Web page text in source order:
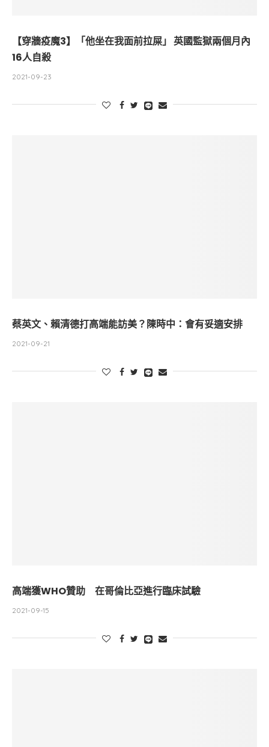
【穿牆疫魔3】「他坐在我面前拉屎」 英國監獄兩個月內
16人自殺
2021-09-23
蔡英文、賴清德打高端能訪美？陳時中：會有妥適安排
2021-09-21
高端獲WHO贊助 在哥倫比亞進行臨床試驗
2021-09-15